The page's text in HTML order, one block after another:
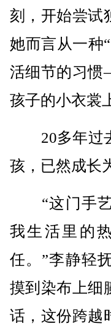
刻，开始尝试
她而言从一种
活细节的习
孩子的小衣裳
20多年过去
孩，已然成长
“这门手艺
我生活里的
任。”李静轻
摸到染布上细
话，这份跨越